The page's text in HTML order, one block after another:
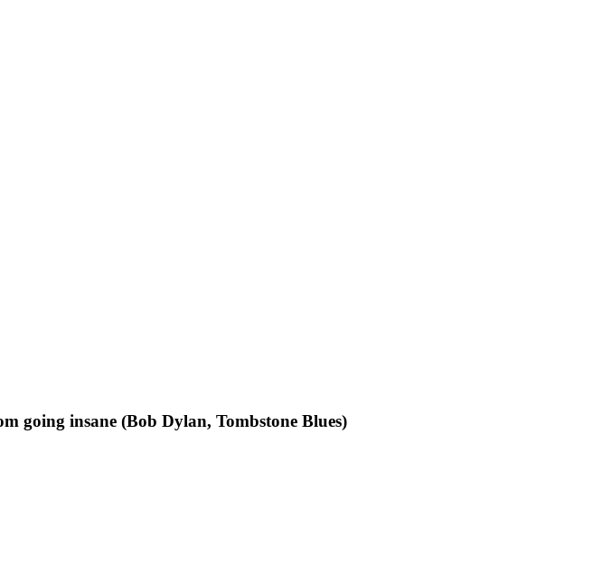
going insane (Bob Dylan, Tombstone Blues)